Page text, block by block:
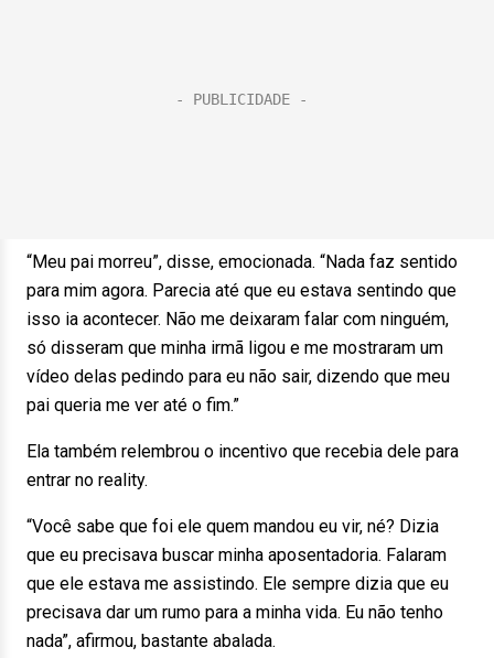
“Meu pai morreu”, disse, emocionada. “Nada faz sentido
para mim agora. Parecia até que eu estava sentindo que
isso ia acontecer. Não me deixaram falar com ninguém,
só disseram que minha irmã ligou e me mostraram um
vídeo delas pedindo para eu não sair, dizendo que meu
pai queria me ver até o fim.”
Ela também relembrou o incentivo que recebia dele para
entrar no reality.
“Você sabe que foi ele quem mandou eu vir, né? Dizia
que eu precisava buscar minha aposentadoria. Falaram
que ele estava me assistindo. Ele sempre dizia que eu
precisava dar um rumo para a minha vida. Eu não tenho
nada”, afirmou, bastante abalada.